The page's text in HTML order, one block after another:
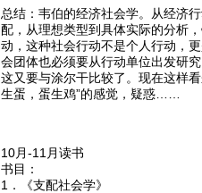
总结：韦伯的经济社会学。从经济
配，从理想类型到具体实际的分析
动，这种社会行动不是个人行动，
会团体也必须要从行动单位出发研
这又要与涂尔干比较了。现在这样
生蛋，蛋生鸡”的感觉，疑惑……
10月-11月读书
书目：
1．《支配社会学》